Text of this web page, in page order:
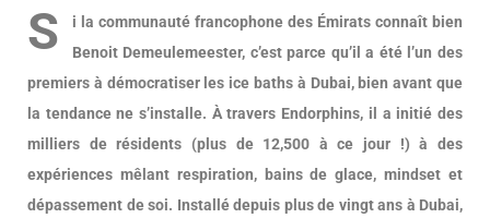
S
i la communauté francophone des Émirats connaît bien
Benoit Demeulemeester, c’est parce qu’il a été l’un des
premiers à démocratiser les ice baths à Dubai, bien avant que
la tendance ne s’installe. À travers Endorphins, il a initié des
milliers de résidents (plus de 12,500 à ce jour !) à des
expériences mêlant respiration, bains de glace, mindset et
dépassement de soi. Installé depuis plus de vingt ans à Dubai,